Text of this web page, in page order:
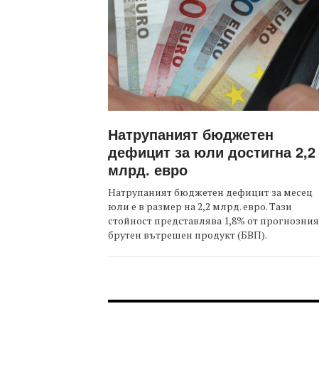
Натрупаният бюджетен
дефицит за юли достигна 2,2
млрд. евро
Натрупаният бюджетен дефицит за месец
юли е в размер на 2,2 млрд. евро. Тази
стойност представлява 1,8% от прогнозния
брутен вътрешен продукт (БВП).